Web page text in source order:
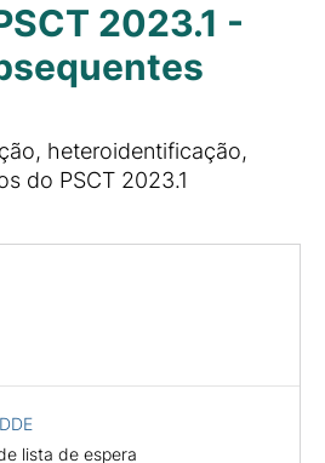
2023.1 -
heteroidentificação,
do PSCT 2023.1
lista de espera